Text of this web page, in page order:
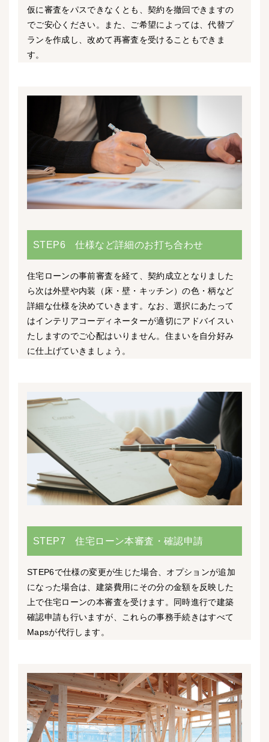
仮に審査をパスできなくとも、契約を撤回できますの
でご安心ください。また、ご希望によっては、代替プ
ランを作成し、改めて再審査を受けることもできま
す。
STEP6 仕様など詳細のお打ち合わせ
住宅ローンの事前審査を経て、契約成立となりました
ら次は外壁や内装（床・壁・キッチン）の色・柄など
詳細な仕様を決めていきます。なお、選択にあたって
はインテリアコーディネーターが適切にアドバイスい
たしますのでご心配はいりません。住まいを自分好み
に仕上げていきましょう。
STEP7 住宅ローン本審査・確認申請
STEP6で仕様の変更が生じた場合、オプションが追加
になった場合は、建築費用にその分の金額を反映した
上で住宅ローンの本審査を受けます。同時進行で建築
確認申請も行いますが、これらの事務手続きはすべて
Mapsが代行します。